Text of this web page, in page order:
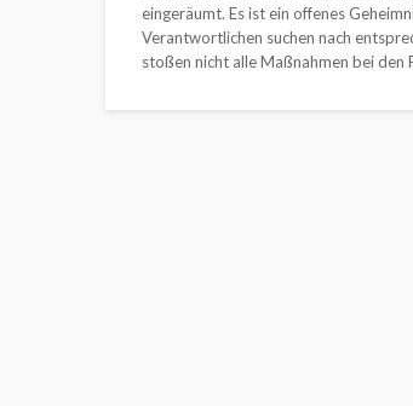
eingeräumt. Es ist ein offenes
Verantwortlichen suchen nach
stoßen nicht alle Maßnahmen bei den